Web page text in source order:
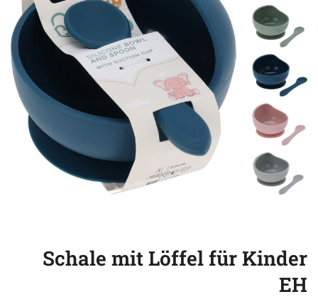
Schale mit Löffel für Kinder
EH